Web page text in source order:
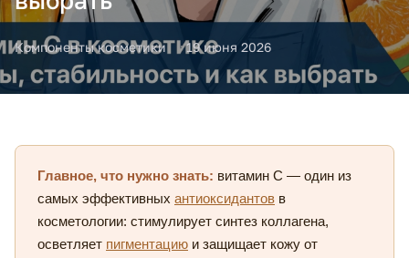
Компоненты косметики 19 июня 2026
Главное, что нужно знать: витамин С — один из
самых эффективных антиоксидантов в
косметологии: стимулирует синтез коллагена,
осветляет пигментацию и защищает кожу от